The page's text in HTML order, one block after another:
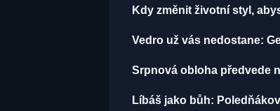
Kdy změnit životní styl,
Vedro už vás nedostane:
Srpnová obloha předvede
Líbáš jako bůh: